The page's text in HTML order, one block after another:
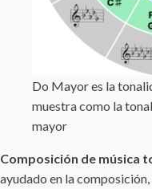
Do Mayor es la
muestra como la
mayor
Composición de música
ayudado en la